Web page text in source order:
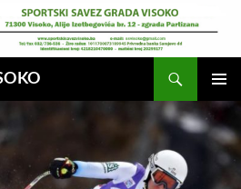
GLAVNI
MENI